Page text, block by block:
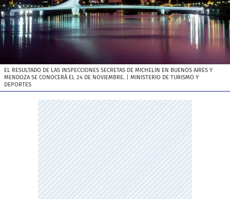
EL RESULTADO DE LAS INSPECCIONES SECRETAS DE MICHELIN EN BUENOS AIRES Y
MENDOZA SE CONOCERÁ EL 24 DE NOVIEMBRE. | MINISTERIO DE TURISMO Y
DEPORTES